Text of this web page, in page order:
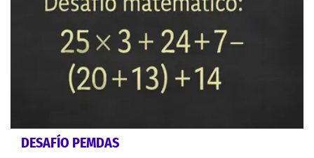
DESAFÍO PEMDAS